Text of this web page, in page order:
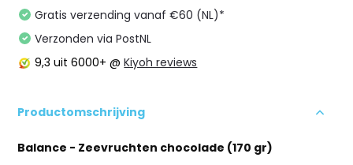
Gratis verzending vanaf €60 (NL)*
Verzonden via PostNL
9,3 uit 6000+ @Kiyoh reviews
Productomschrijving
Balance - Zeevruchten chocolade (170 gr)